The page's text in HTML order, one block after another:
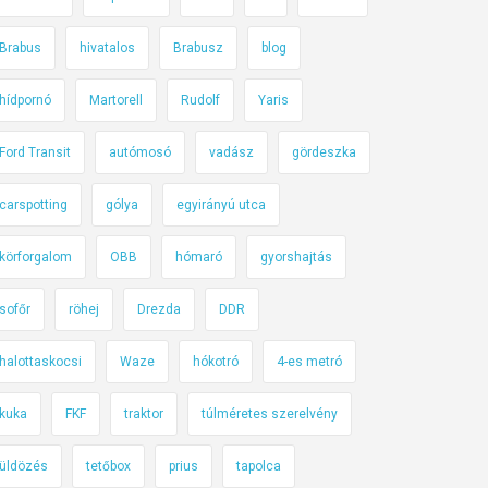
Brabus hivatalos Brabusz blog
hídpornó Martorell Rudolf Yaris
Ford Transit autómosó vadász gördeszka
carspotting gólya egyirányú utca
körforgalom OBB hómaró gyorshajtás
sofőr röhej Drezda DDR
halottaskocsi Waze hókotró 4-es metró
kuka FKF traktor túlméretes szerelvény
üldözés tetőbox prius tapolca